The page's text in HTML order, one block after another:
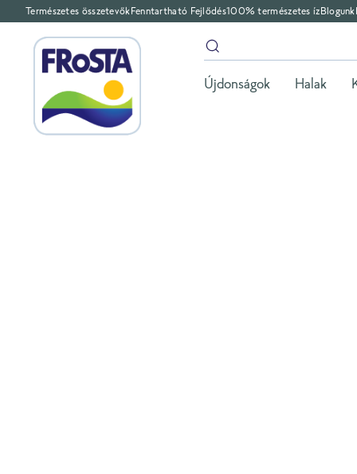
Természetes összetevőkFenntartható Fejlődés100% természetes ízBlogunk
Újdonságok Halak